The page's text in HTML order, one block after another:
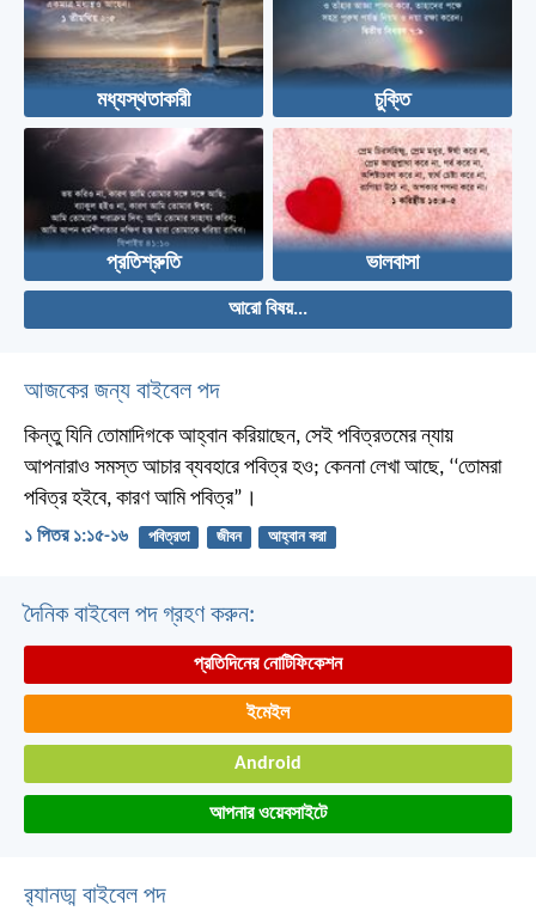
মধ্যস্থতাকারী চুক্তি
প্রতিশ্রুতি ভালবাসা
আরো বিষয়...
আজকের জন্য বাইবেল পদ
কিন্তু যিনি তোমাদিগকে আহ্বান করিয়াছেন, সেই পবিত্রতমের ন্যায়
আপনারাও সমস্ত আচার ব্যবহারে পবিত্র হও; কেননা লেখা আছে, ‘‘তোমরা
পবিত্র হইবে, কারণ আমি পবিত্র”।
১ পিতর ১:১৫-১৬ পবিত্রতা জীবন আহ্বান করা
দৈনিক বাইবেল পদ গ্রহণ করুন:
প্রতিদিনের নোটিফিকেশন
ইমেইল
Android
আপনার ওয়েবসাইটে
র‌্যানড্ম বাইবেল পদ